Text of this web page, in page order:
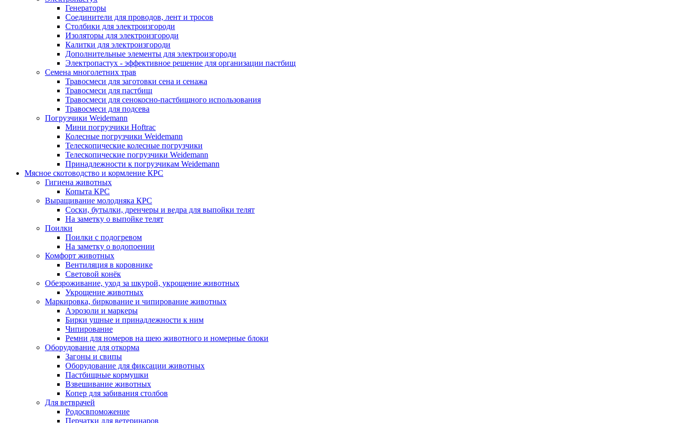
Генераторы
Соединители для проводов, лент и тросов
Столбики для электроизгороди
Изоляторы для электроизгороди
Калитки для электроизгороди
Дополнительные элементы для электроизгороди
Электропастух - эффективное решение для организации пастбищ
Семена многолетних трав
Травосмеси для заготовки сена и сенажа
Травосмеси для пастбищ
Травосмеси для сенокосно-пастбищного использования
Травосмеси для подсева
Погрузчики Weidemann
Мини погрузчики Hoftraс
Колесные погрузчики Weidemann
Телескопические колесные погрузчики
Телескопические погрузчики Weidemann
Принадлежности к погрузчикам Weidemann
Мясное скотоводство и кормление КРС
Гигиена животных
Копыта КРС
Выращивание молодняка КРС
Соски, бутылки, дренчеры и ведра для выпойки телят
На заметку о выпойке телят
Поилки
Поилки с подогревом
На заметку о водопоении
Комфорт животных
Вентиляция в коровнике
Световой конёк
Обезроживание, уход за шкурой, укрощение животных
Укрощение животных
Маркировка, биркование и чипирование животных
Аэрозоли и маркеры
Бирки ушные и принадлежности к ним
Чипирование
Ремни для номеров на шею животного и номерные блоки
Оборудование для откорма
Загоны и свипы
Оборудование для фиксации животных
Пастбищные кормушки
Взвешивание животных
Копер для забивания столбов
Для ветврачей
Родосвпоможение
Перчатки для ветеринаров